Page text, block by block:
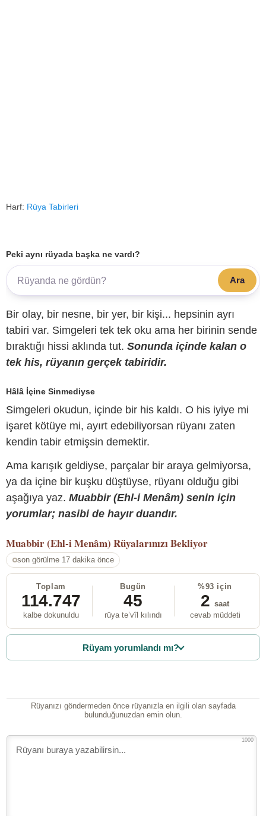
Harf: Rüya Tabirleri
Peki aynı rüyada başka ne vardı?
Ara
Bir olay, bir nesne, bir yer, bir kişi... hepsinin ayrı
tabiri var. Simgeleri tek tek oku ama her birinin sende
bıraktığı hissi aklında tut. Sonunda içinde kalan o
tek his, rüyanın gerçek tabiridir.
Hâlâ İçine Sinmediyse
Simgeleri okudun, içinde bir his kaldı. O his iyiye mi
işaret kötüye mi, ayırt edebiliyorsan rüyanı zaten
kendin tabir etmişsin demektir.
Ama karışık geldiyse, parçalar bir araya gelmiyorsa,
ya da içine bir kuşku düştüyse, rüyanı olduğu gibi
aşağıya yaz. Muabbir (Ehl-i Menâm) senin için
yorumlar; nasibi de hayır duandır.
Muabbir (Ehl-i Menâm) Rüyalarınızı Bekliyor
son görülme 17 dakika önce
Toplam
114.747
kalbe dokunuldu
Bugün
45
rüya te’vîl kılındı
%93 için
2 saat
cevab müddeti
Rüyam yorumlandı mı?
Rüyanızı göndermeden önce rüyanızla en ilgili olan sayfada
bulunduğunuzdan emin olun.
1000